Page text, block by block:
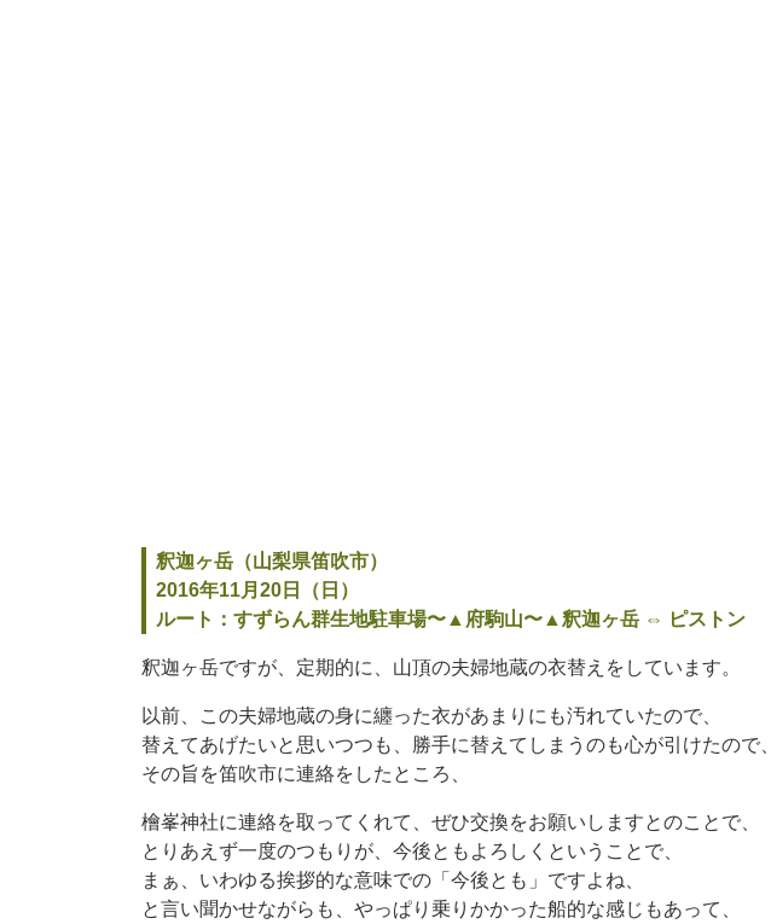
釈迦ヶ岳（山梨県笛吹市）
2016年11月20日（日）
ルート：すずらん群生地駐車場〜▲府駒山〜▲釈迦ヶ岳 ⇔ ピストン
釈迦ヶ岳ですが、定期的に、山頂の夫婦地蔵の衣替えをしています。
以前、この夫婦地蔵の身に纏った衣があまりにも汚れていたので、
替えてあげたいと思いつつも、勝手に替えてしまうのも心が引けたので、
その旨を笛吹市に連絡をしたところ、
檜峯神社に連絡を取ってくれて、ぜひ交換をお願いしますとのことで、
とりあえず一度のつもりが、今後ともよろしくということで、
まぁ、いわゆる挨拶的な意味での「今後とも」ですよね、
と言い聞かせながらも、やっぱり乗りかかった船的な感じもあって、